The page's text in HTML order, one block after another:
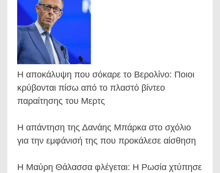
Η αποκάλυψη που σόκαρε το Βερολίνο: Ποιοι
κρύβονται πίσω από το πλαστό βίντεο
παραίτησης του Μερτς
Η απάντηση της Δανάης Μπάρκα στο σχόλιο
για την εμφάνισή της που προκάλεσε αίσθηση
Η Μαύρη Θάλασσα φλέγεται: Η Ρωσία χτύπησε